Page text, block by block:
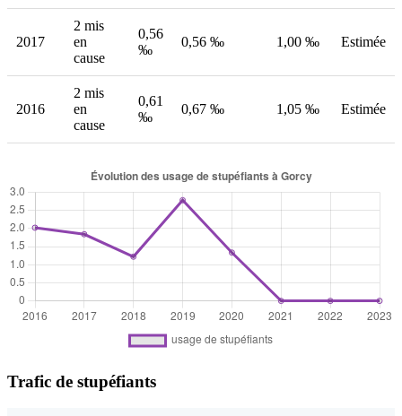
2017
2 mis
en
cause
0,56
‰
0,56 ‰ 1,00 ‰ Estimée
2016
2 mis
en
cause
0,61
‰
0,67 ‰ 1,05 ‰ Estimée
Trafic de stupéfiants